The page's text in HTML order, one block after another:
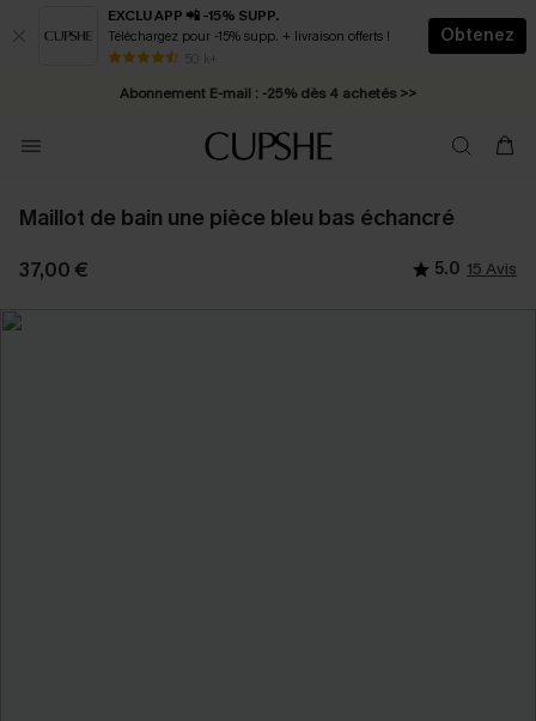
EXCLU APP 📲 -15% SUPP.
Téléchargez pour -15% supp. + livraison offerts !
50 k+
Obtenez
* Livraison éclair 2-3 jours ouvrés >>
Abonnement E-mail : -25% dès 4 achetés >>
Maillot de bain une pièce bleu bas échancré
37,00 € 5.0 15 Avis